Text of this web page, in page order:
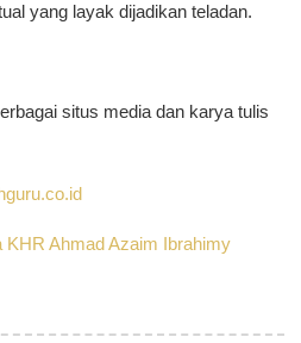
yang layak dijadikan teladan.
situs media dan karya tulis
KHR Ahmad Azaim Ibrahimy